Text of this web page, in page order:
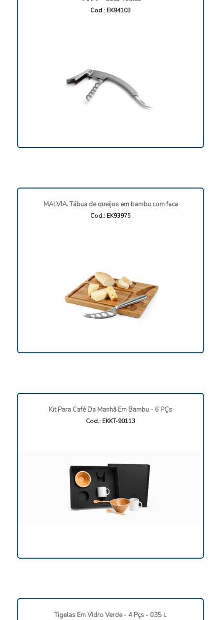
Cod.: EK94103
MALVIA. Tábua de queijos em bambu com faca
Cod.: EK93975
Kit Para Café Da Manhã Em Bambu - 6 PÇs
Cod.: EKKT-90113
Tigelas Em Vidro Verde - 4 Pçs - 035 L